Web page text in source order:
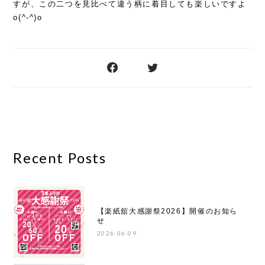
すが、この二つを見比べて違う柄に着目しても楽しいですよ
o(^-^)o
Recent Posts
【楽紙舘大感謝祭2026】開催のお知ら
せ
2026.06.09